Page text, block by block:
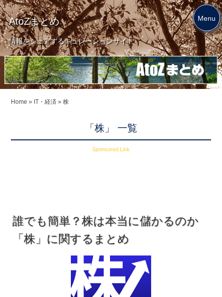
AtoZまとめ
情報をシェアするキュレーションサイト
Home » IT・経済 » 株
「株」 一覧
Sponsored Link
誰でも簡単？株は本当に儲かるのか
「株」に関するまとめ
Menu